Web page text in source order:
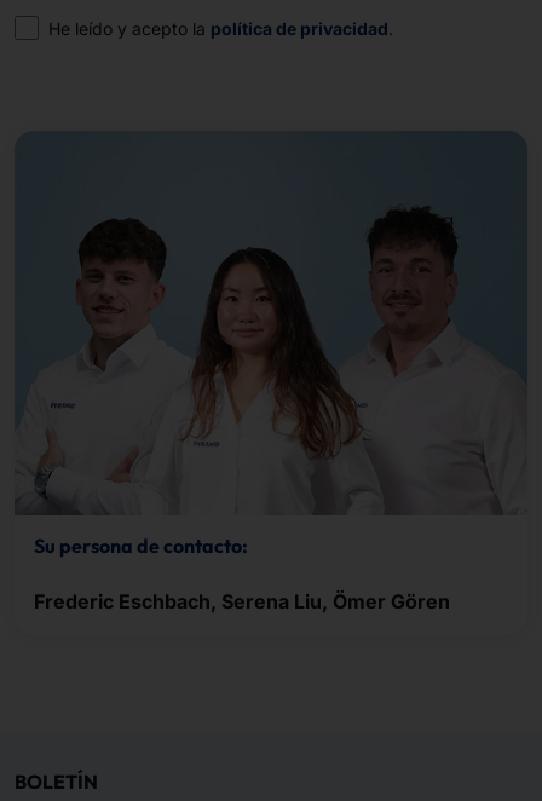
Consentimiento
He leído y acepto la política de privacidad.
Su persona de contacto:
Frederic Eschbach, Serena Liu, Ömer Gören
BOLETÍN